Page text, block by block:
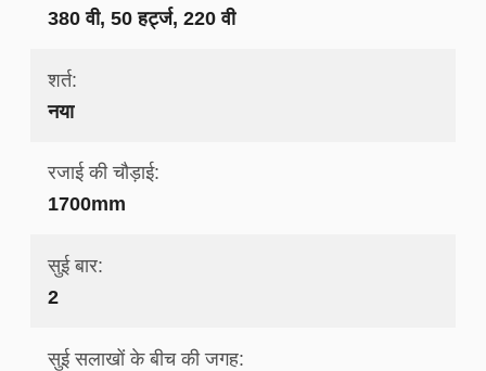
380 वी, 50 हर्ट्ज, 220 वी
शर्त:
नया
रजाई की चौड़ाई:
1700mm
सुई बार:
2
सुई सलाखों के बीच की जगह: